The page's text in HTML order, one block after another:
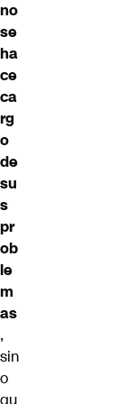
no
se
ha
ce
ca
rg
o
de
su
s
pr
ob
le
m
as
,
sin
o
qu